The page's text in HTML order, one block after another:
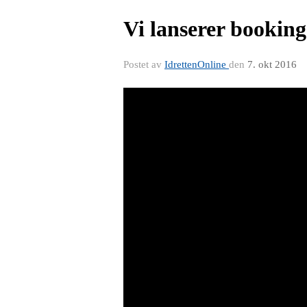
Vi lanserer
Postet av IdrettenOnline den 7. okt 2016